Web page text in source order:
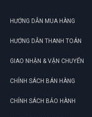
HƯỚNG DẪN MUA HÀNG
HƯỚNG DẪN THANH TOÁN
GIAO NHẬN & VẬN CHUYỂN
CHÍNH SÁCH BÁN HÀNG
CHÍNH SÁCH BẢO HÀNH